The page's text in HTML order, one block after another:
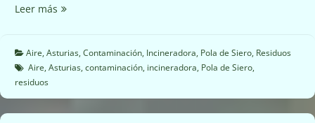
Puerto
(05/11/2022)
Leer más ¿Acaso
de
Siero
ofreciendo
el
Aire, Asturias, Contaminación, Incineradora, Pola de Siero, Residuos
Aire, Asturias, contaminación, incineradora, Pola de Siero,
residuos